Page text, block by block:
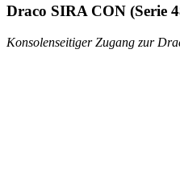
Draco SIRA CON (Serie
Konsolenseitiger Zugang zur